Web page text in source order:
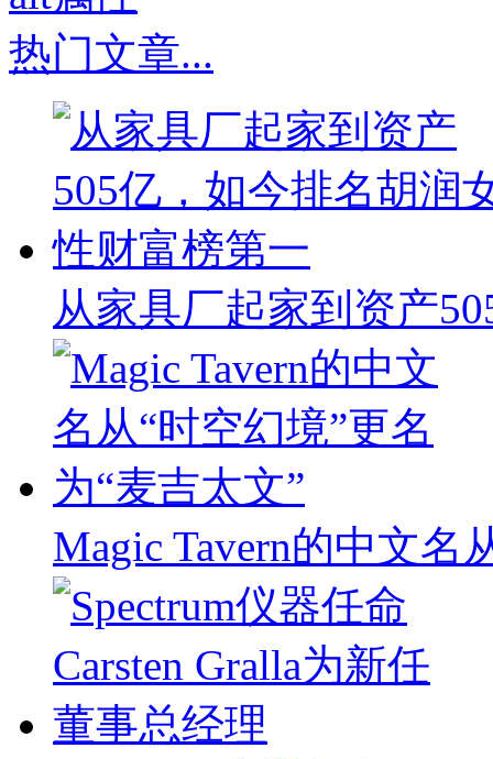
热门文章...
从家具厂起家到资产
Magic Tavern的中文名